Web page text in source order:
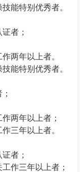
能特别优秀者。
者；
两年以上者。
能特别优秀者。
两年以上者；
三年以上者。
者；
作三年以上者；